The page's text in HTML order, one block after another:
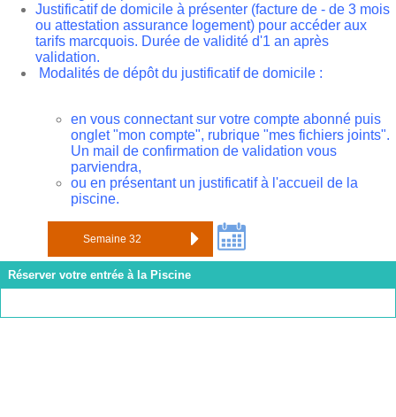
Justificatif de domicile à présenter (facture de - de 3 mois
ou attestation assurance logement) pour accéder aux
tarifs marcquois. Durée de validité d'1 an après
validation.
Modalités de dépôt du justificatif de domicile :
en vous connectant sur votre compte abonné puis
onglet "mon compte", rubrique "mes fichiers joints".
Un mail de confirmation de validation vous
parviendra,
ou en présentant un justificatif à l'accueil de la
piscine.
Réserver votre entrée à la Piscine